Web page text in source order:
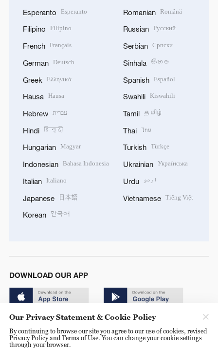
Esperanto Esperanto
Filipino Filipino
French Français
German Deutsch
Greek Ελληνικά
Hausa Hausa
Hebrew עברית
Hindi हिन्दी
Hungarian Magyar
Indonesian Bahasa Indonesia
Italian Italiano
Japanese 日本語
Korean 한국어
Romanian Română
Russian Русский
Serbian Српски
Sinhala සිංහල
Spanish Español
Swahili Kiswahili
Tamil தமிழ்
Thai ไทย
Turkish Türkçe
Ukrainian Українська
Urdu اردو
Vietnamese Tiếng Việt
DOWNLOAD OUR APP
Our Privacy Statement & Cookie Policy
By continuing to browse our site you agree to our use of cookies, revised
Privacy Policy and Terms of Use. You can change your cookie settings
through your browser.